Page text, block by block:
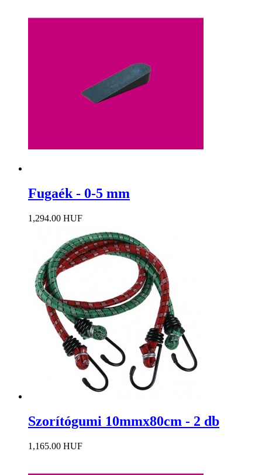
Fugaék - 0-5 mm
1,294.00 HUF
Szorítógumi 10mmx80cm - 2 db
1,165.00 HUF